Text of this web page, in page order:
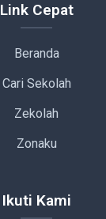
Link Cepat
Beranda
Cari Sekolah
Zekolah
Zonaku
Ikuti Kami